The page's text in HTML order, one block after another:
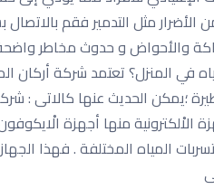
مثل التدمير فقم
والأحواض و حدوث مخاطر
في المنزل؟ تعتمد شركة
؛يمكن الحديث عنها كالاتى :
منها أجهزة